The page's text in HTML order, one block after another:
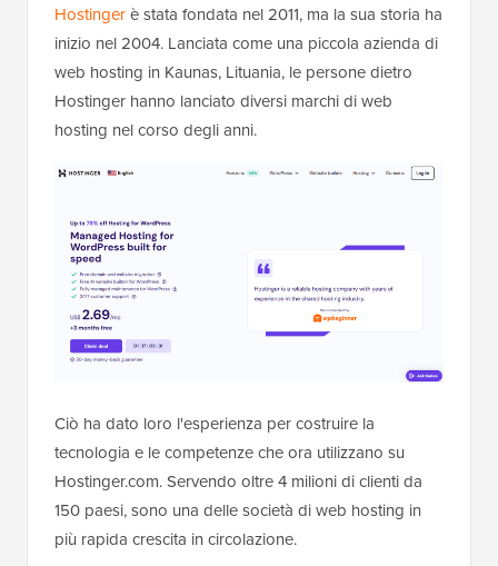
Hostingerè stata fondata nel 2011, ma la sua storia ha
inizio nel 2004. Lanciata come una piccola azienda di
web hosting in Kaunas, Lituania, le persone dietro
Hostinger hanno lanciato diversi marchi di web
hosting nel corso degli anni.
Ciò ha dato loro l'esperienza per costruire la
tecnologia e le competenze che ora utilizzano su
Hostinger.com. Servendo oltre 4 milioni di clienti da
150 paesi, sono una delle società di web hosting in
più rapida crescita in circolazione.